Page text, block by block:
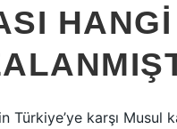
HANGI
karşı Musul